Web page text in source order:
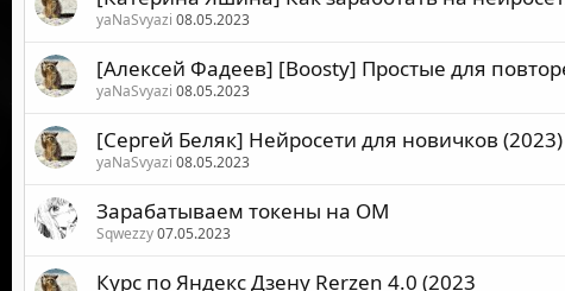
yaNaSvyazi 08.05.2023
[Алексей Фадеев] [Boosty] Простые для
yaNaSvyazi 08.05.2023
[Сергей Беляк] Нейросети для новичков (2023)
yaNaSvyazi 08.05.2023
Зарабатываем токены на OM
Sqwezzy07.05.2023
Курс по Яндекс Дзену Rerzen 4.0 (2023